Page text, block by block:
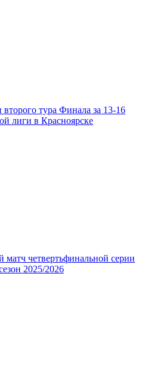
второго тура Финала за 13-16
лиги в Красноярске
матч четвертьфинальной серии
2025/2026